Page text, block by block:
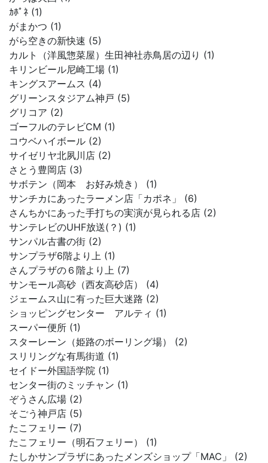
ｶﾎﾟﾈ (1)
がまかつ (1)
がら空きの新快速 (5)
カルト（洋風惣菜屋）生田神社赤鳥居の辺り (1)
キリンビール尼崎工場 (1)
キングスアームス (4)
グリーンスタジアム神戸 (5)
グリコア (2)
ゴーフルのテレビCM (1)
コウベハイボール (2)
サイゼリヤ北夙川店 (2)
さとう豊岡店 (3)
サボテン（岡本 お好み焼き） (1)
サンチカにあったラーメン店「カポネ」 (6)
さんちかにあった手打ちの実演が見られる店 (2)
サンテレビのUHF放送(？) (1)
サンパル古書の街 (2)
サンプラザ6階より上 (1)
さんプラザの６階より上 (7)
サンモール高砂（西友高砂店） (4)
ジェームス山に有った巨大迷路 (2)
ショッピングセンター アルティ (1)
スーパー便所 (1)
スターレーン（姫路のボーリング場） (2)
スリリングな有馬街道 (1)
セイドー外国語学院 (1)
センター街のミッチャン (1)
ぞうさん広場 (2)
そごう神戸店 (5)
たこフェリー (7)
たこフェリー（明石フェリー） (1)
たしかサンプラザにあったメンズショップ「MAC」 (2)